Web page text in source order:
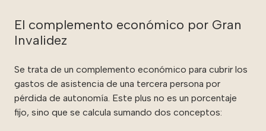
El complemento económico por Gran
Invalidez
Se trata de un complemento económico para cubrir los
gastos de asistencia de una tercera persona por
pérdida de autonomía. Este plus no es un porcentaje
fijo, sino que se calcula sumando dos conceptos: